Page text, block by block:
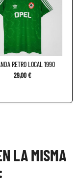
RETRO LOCAL 1990
29,00 €
LA MISMA